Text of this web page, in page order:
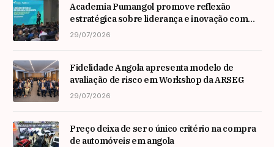
Academia Pumangol promove reflexão
estratégica sobre liderança e inovação com
especialista internacional Nadim Habib
29/07/2026
Fidelidade Angola apresenta modelo de
avaliação de risco em Workshop da ARSEG
29/07/2026
Preço deixa de ser o único critério na compra
de automóveis em angola